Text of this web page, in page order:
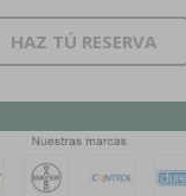
HAZ TÚ RESERVA